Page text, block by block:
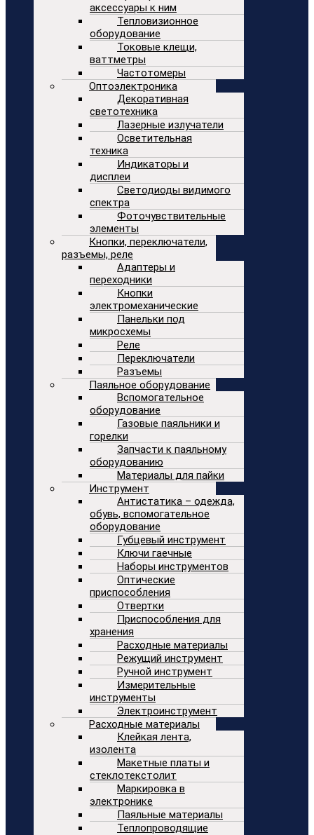
аксессуары к ним
Тепловизионное
оборудование
Токовые клещи,
ваттметры
Частотомеры
Оптоэлектроника
Декоративная
светотехника
Лазерные излучатели
Осветительная
техника
Индикаторы и
дисплеи
Светодиоды видимого
спектра
Фоточувствительные
элементы
Кнопки, переключатели,
разъемы, реле
Адаптеры и
переходники
Кнопки
электромеханические
Панельки под
микросхемы
Реле
Переключатели
Разъемы
Паяльное оборудование
Вспомогательное
оборудование
Газовые паяльники и
горелки
Запчасти к паяльному
оборудованию
Материалы для пайки
Инструмент
Антистатика – одежда,
обувь, вспомогательное
оборудование
Губцевый инструмент
Ключи гаечные
Наборы инструментов
Оптические
приспособления
Отвертки
Приспособления для
хранения
Расходные материалы
Режущий инструмент
Ручной инструмент
Измерительные
инструменты
Электроинструмент
Расходные материалы
Клейкая лента,
изолента
Макетные платы и
стеклотекстолит
Маркировка в
электронике
Паяльные материалы
Теплопроводящие